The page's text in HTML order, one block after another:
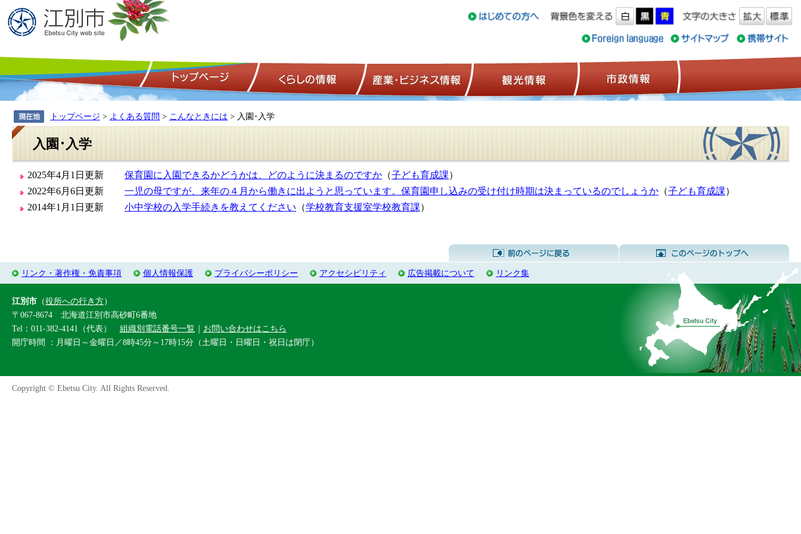
トップページ くらしの情報 産業・ビジネス情報 観光情報
トップページ > よくある質問 > こんなときには > 入園･入学
入園･入学
2025年4月1日更新 保育園に入園できるかどうかは、どのように決まるのですか （子ども育成課）
2022年6月6日更新
一児の母ですが、来年の４月から働きに出ようと思っています。保育園申し込みの受け付け時期は決まっているのでしょうか （子ども育成課）
2014年1月1日更新
小中学校の入学手続きを教えてください （学校教育支援室学校教育課）
前のページに戻る
リンク・著作権・免責事項 個人情報保護 プライバシーポリシー アクセシビリティ 広告掲載について リンク集
江別市 （役所への行き方）
〒067-8674 北海道江別市高砂町6番地
Tel：011-382-4141（代表） 組織別電話番号一覧 ｜ お問い合わせはこちら
開庁時間 ：月曜日～金曜日／8時45分～17時15分（土曜日・日曜日・祝日は閉庁）
Copyright © Ebetsu City. All Rights Reserved.